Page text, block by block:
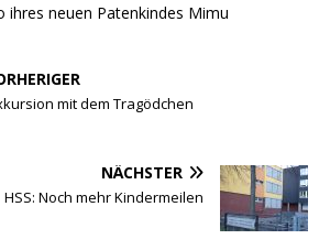
ihres neuen Patenkindes Mimu
mit dem Tragödchen
NÄCHSTER
HSS: Noch mehr Kindermeilen